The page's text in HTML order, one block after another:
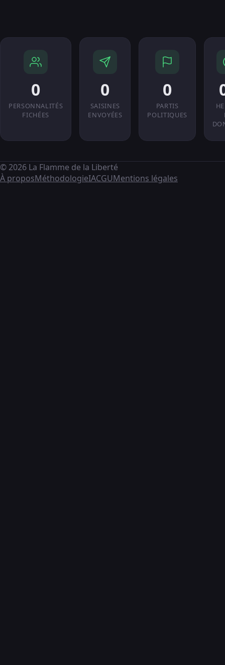
0
PERSONNALITÉS
FICHÉES
0
SAISINES
ENVOYÉES
0
PARTIS
POLITIQUES
© 2026 La Flamme de la Liberté
À proposMéthodologieIACGUMentions légales